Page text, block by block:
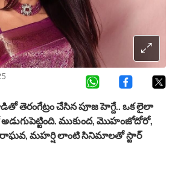
చేసిన పూజ హెగ్దే.. ఒక లైలా
ముకుంద, మొహంజోదోరో,
రాఘవ, మహర్షి లాంటి సినిమాలతో స్టార్